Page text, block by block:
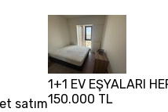
satım
1+1 EV EŞYALARI
150.000 TL